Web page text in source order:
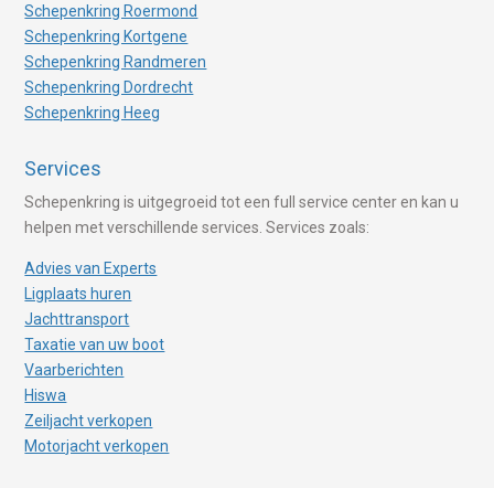
Schepenkring Roermond
Schepenkring Kortgene
Schepenkring Randmeren
Schepenkring Dordrecht
Schepenkring Heeg
Services
Schepenkring is uitgegroeid tot een full service center en kan u
helpen met verschillende services. Services zoals:
Advies van Experts
Ligplaats huren
Jachttransport
Taxatie van uw boot
Vaarberichten
Hiswa
Zeiljacht verkopen
Motorjacht verkopen